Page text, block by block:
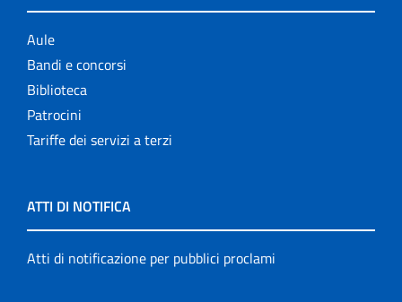
Aule
Bandi e concorsi
Biblioteca
Patrocini
Tariffe dei servizi a terzi
ATTI DI NOTIFICA
Atti di notificazione per pubblici proclami